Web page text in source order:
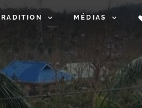
MÉDIAS